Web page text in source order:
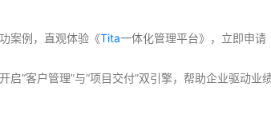
案例，直观体验《Tita一体化管理平台》，立即申请
启“客户管理”与“项目交付”双引擎，帮助企业驱动业